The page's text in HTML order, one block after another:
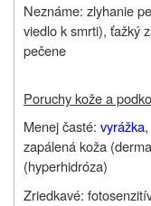
Neznáme: zlyhanie
viedlo k smrti), ťažký
pečene
Poruchy kože a
Menej časté: vyrážka
zapálená koža
(hyperhidróza)
Zriedkavé: